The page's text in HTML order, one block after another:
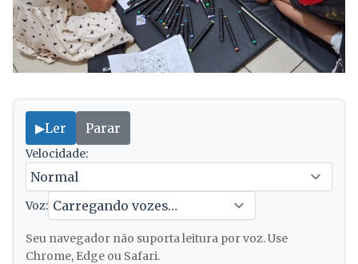
▶Ler Parar
Velocidade:
Voz:
Seu navegador não suporta leitura por voz. Use
Chrome, Edge ou Safari.